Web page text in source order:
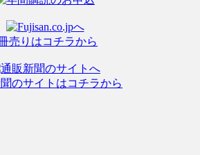
売りはコチラから
のサイトはコチラから